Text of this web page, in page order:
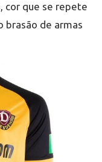
cor que se repete
brasão de armas